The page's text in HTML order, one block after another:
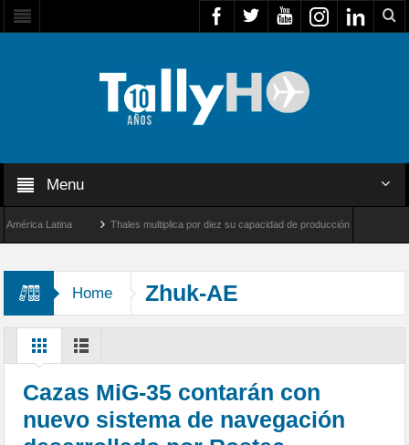
Menu
Latina Thales multiplica por diez su capacidad de producción de radares en
Home Zhuk-AE
Cazas MiG-35 contarán con
nuevo sistema de navegación